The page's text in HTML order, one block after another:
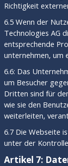
Richtigkeit
6.5 Wenn der
Technologies AG
entsprechende
unternehmen, um
6.6: Das
um Besucher
Dritten sind für
wie sie den
weiterleiten,
6.7 Die Webseite
unter der
Artikel 7: